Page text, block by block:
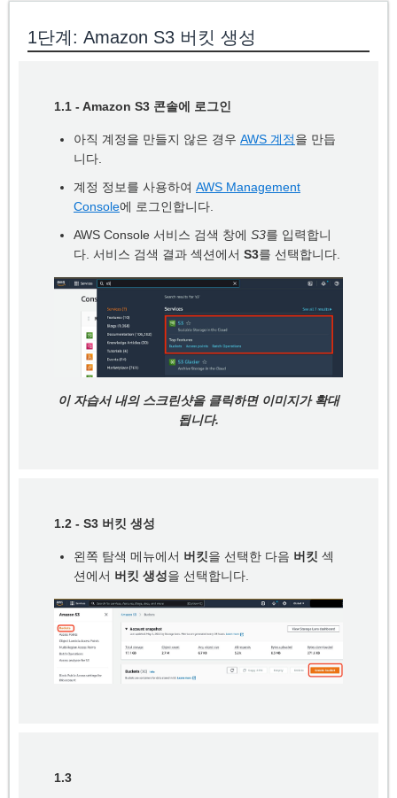
1단계: Amazon S3 버킷 생성
1.1 - Amazon S3 콘솔에 로그인
아직 계정을 만들지 않은 경우 AWS 계정을 만듭
니다.
계정 정보를 사용하여 AWS Management
Console에 로그인합니다.
AWS Console 서비스 검색 창에 S3를 입력합니
다. 서비스 검색 결과 섹션에서 S3를 선택합니다.
이 자습서 내의 스크린샷을 클릭하면 이미지가 확대
됩니다.
1.2 - S3 버킷 생성
왼쪽 탐색 메뉴에서 버킷을 선택한 다음 버킷 섹
션에서 버킷 생성을 선택합니다.
1.3